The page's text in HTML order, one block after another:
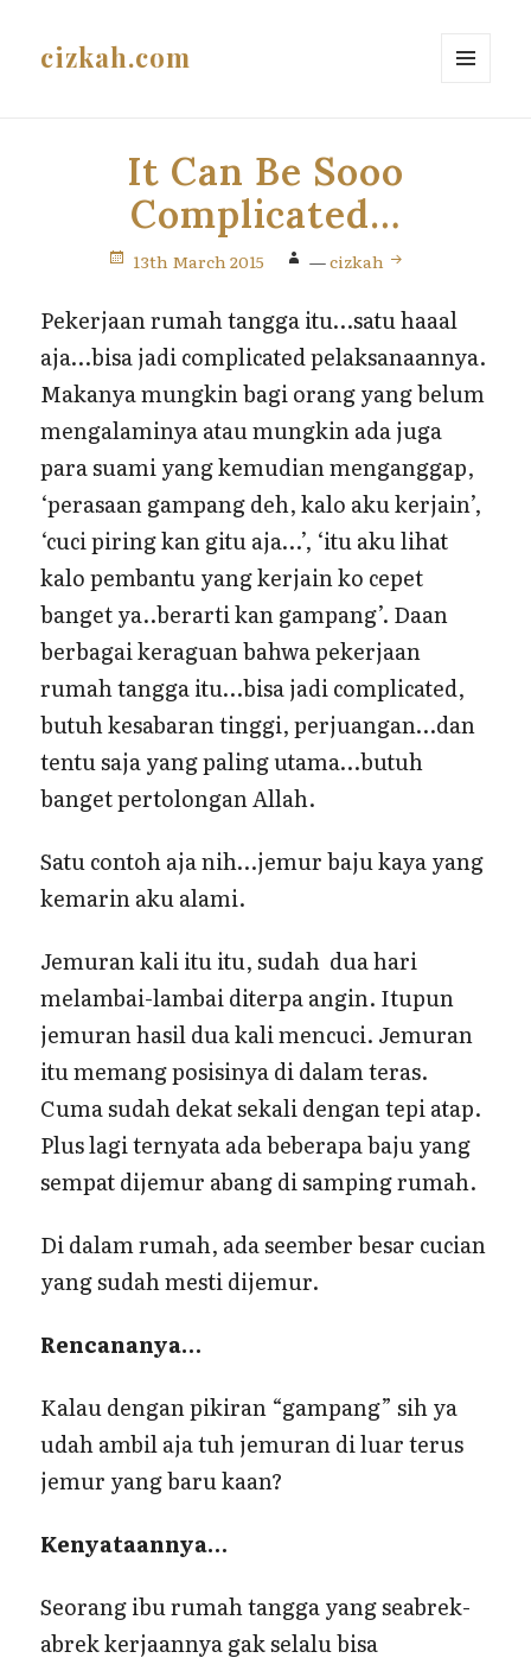
cizkah.com
It Can Be Sooo
Complicated…
13th March 2015 —cizkah
Pekerjaan rumah tangga itu…satu haaal
aja…bisa jadi complicated pelaksanaannya.
Makanya mungkin bagi orang yang belum
mengalaminya atau mungkin ada juga
para suami yang kemudian menganggap,
‘perasaan gampang deh, kalo aku kerjain’,
‘cuci piring kan gitu aja…’, ‘itu aku lihat
kalo pembantu yang kerjain ko cepet
banget ya..berarti kan gampang’. Daan
berbagai keraguan bahwa pekerjaan
rumah tangga itu…bisa jadi complicated,
butuh kesabaran tinggi, perjuangan…dan
tentu saja yang paling utama…butuh
banget pertolongan Allah.
Satu contoh aja nih…jemur baju kaya yang
kemarin aku alami.
Jemuran kali itu itu, sudah dua hari
melambai-lambai diterpa angin. Itupun
jemuran hasil dua kali mencuci. Jemuran
itu memang posisinya di dalam teras.
Cuma sudah dekat sekali dengan tepi atap.
Plus lagi ternyata ada beberapa baju yang
sempat dijemur abang di samping rumah.
Di dalam rumah, ada seember besar cucian
yang sudah mesti dijemur.
Rencananya…
Kalau dengan pikiran “gampang” sih ya
udah ambil aja tuh jemuran di luar terus
jemur yang baru kaan?
Kenyataannya…
Seorang ibu rumah tangga yang seabrek-
abrek kerjaannya gak selalu bisa